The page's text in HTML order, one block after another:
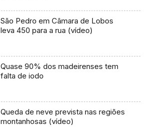
São Pedro em Câmara de Lobos
leva 450 para a rua (vídeo)
Quase 90% dos madeirenses tem
falta de iodo
Queda de neve prevista nas regiões
montanhosas (vídeo)